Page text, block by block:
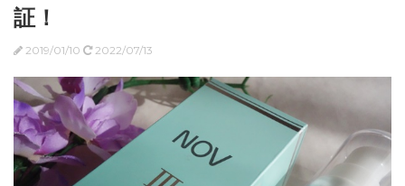
証！
2019/01/10 2022/07/13